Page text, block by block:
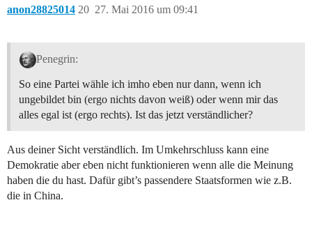
anon28825014 27. Mai 2016 um 09:41
20
Penegrin:
So eine Partei wähle ich imho eben nur dann, wenn ich
ungebildet bin (ergo nichts davon weiß) oder wenn mir das
alles egal ist (ergo rechts). Ist das jetzt verständlicher?
Aus deiner Sicht verständlich. Im Umkehrschluss kann eine
Demokratie aber eben nicht funktionieren wenn alle die Meinung
haben die du hast. Dafür gibt’s passendere Staatsformen wie z.B.
die in China.